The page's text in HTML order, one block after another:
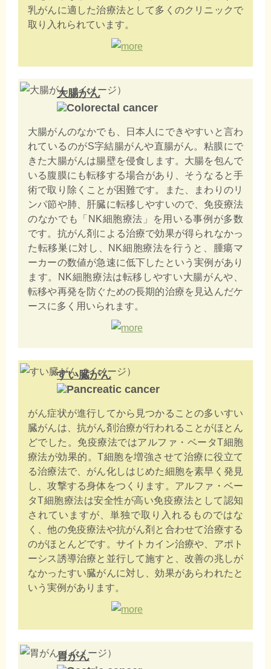
乳がんに適した治療法として多くのクリニックで
取り入れられています。
大腸がん
大腸がんのなかでも、日本人にできやすいと言わ
れているのがS字結腸がんや直腸がん。粘膜にで
きた大腸がんは腸壁を侵食します。大腸を包んで
いる腹膜にも転移する場合があり、そうなると手
術で取り除くことが困難です。また、まわりのリ
ンパ節や肺、肝臓に転移しやすいので、免疫療法
のなかでも「NK細胞療法」を用いる事例が多数
です。抗がん剤による治療で効果が得られなかっ
た転移巣に対し、NK細胞療法を行うと、腫瘍マ
ーカーの数値が急速に低下したという実例があり
ます。NK細胞療法は転移しやすい大腸がんや、
転移や再発を防ぐための長期的治療を見込んだケ
ースに多く用いられます。
すい臓がん
がん症状が進行してから見つかることの多いすい
臓がんは、抗がん剤治療が行われることがほとん
どでした。免疫療法ではアルファ・ベータT細胞
療法が効果的。T細胞を増強させて治療に役立て
る治療法で、がん化しはじめた細胞を素早く発見
し、攻撃する身体をつくります。アルファ・ベー
タT細胞療法は安全性が高い免疫療法として認知
されていますが、単独で取り入れるものではな
く、他の免疫療法や抗がん剤と合わせて治療する
のがほとんどです。サイトカイン治療や、アポト
ーシス誘導治療と並行して施すと、改善の兆しが
なかったすい臓がんに対し、効果があらわれたと
いう実例があります。
胃がん